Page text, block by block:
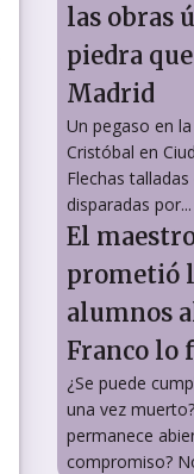
las obras
piedra
Madrid
Un pegaso en
Cristóbal en
Flechas
disparadas por...
El
prometió
alumnos
Franco lo
¿Se puede
una vez
permanece
compromiso?